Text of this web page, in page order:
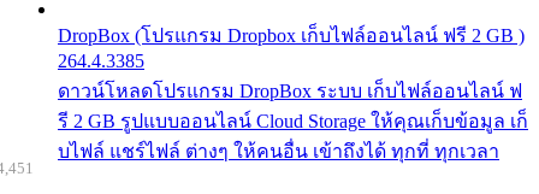
DropBox (โปรแกรม Dropbox เก็บไฟล์ออนไลน์ ฟรี 2 GB )
264.4.3385
ดาวน์โหลดโปรแกรม DropBox ระบบ เก็บไฟล์ออนไลน์ ฟ
รี 2 GB รูปแบบออนไลน์ Cloud Storage ให้คุณเก็บข้อมูล เก็
บไฟล์ แชร์ไฟล์ ต่างๆ ให้คนอื่น เข้าถึงได้ ทุกที่ ทุกเวลา